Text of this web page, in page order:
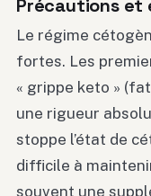
Précautions et
Le régime
fortes. Les
« grippe keto »
une rigueur
stoppe l’état de
difficile à
souvent une